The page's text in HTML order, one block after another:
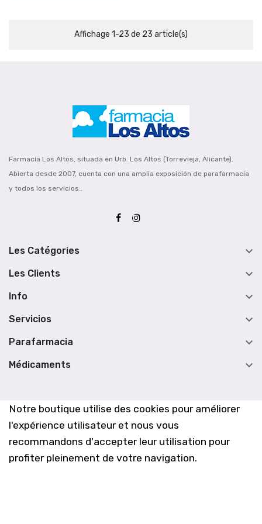
Notre boutique utilise des cookies pour améliorer
l'expérience utilisateur et nous vous
recommandons d'accepter leur utilisation pour
profiter pleinement de votre navigation.
Affichage 1-23 de 23 article(s)
Farmacia Los Altos, situada en Urb. Los Altos (Torrevieja, Alicante).
Abierta desde 2007, cuenta con una amplia exposición de parafarmacia
y todos los servicios..
Les Catégories 
Les Clients 
Info 
Servicios 
Parafarmacia 
Médicaments 